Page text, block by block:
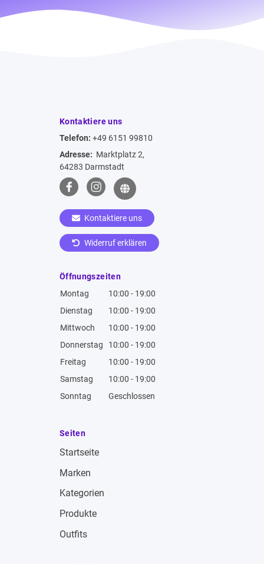
Kontaktiere uns
Telefon: +49 6151 99810
Adresse: Marktplatz 2,
64283 Darmstadt
Kontaktiere uns
Widerruf erklären
Öffnungszeiten
Montag
10:00 - 19:00
Dienstag
10:00 - 19:00
Mittwoch
10:00 - 19:00
Donnerstag
10:00 - 19:00
Freitag
10:00 - 19:00
Samstag
10:00 - 19:00
Sonntag
Geschlossen
Seiten
Startseite
Marken
Kategorien
Produkte
Outfits